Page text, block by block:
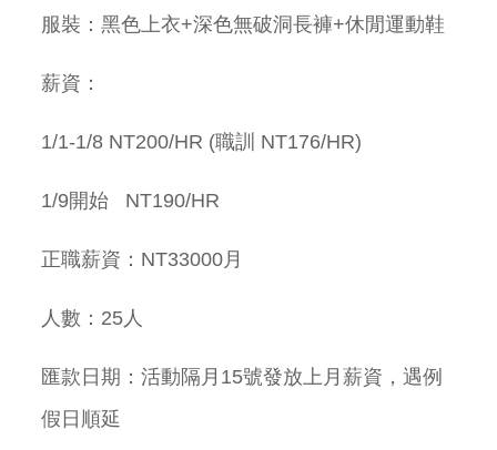
服裝：黑色上衣+深色無破洞長褲+休閒運動鞋
薪資：
1/1-1/8 NT200/HR (職訓 NT176/HR)
1/9開始 NT190/HR
正職薪資：NT33000月
人數：25人
匯款日期：活動隔月15號發放上月薪資，遇例
假日順延